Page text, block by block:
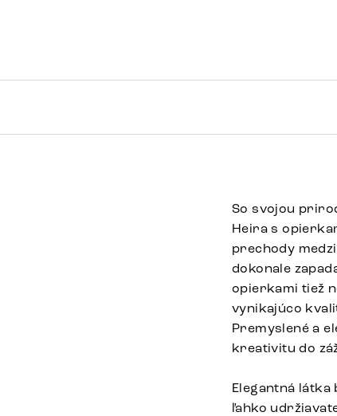
So svojou
Heira s
prechody
dokonale
opierkami tiež
vynikajúco
Premyslené a
kreativitu do
Elegantná
ľahko